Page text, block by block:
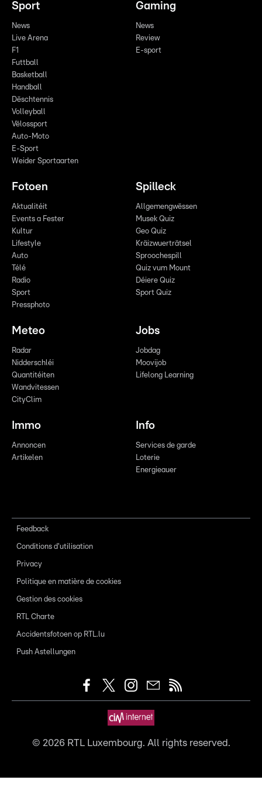
Sport
News
Live Arena
F1
Futtball
Basketball
Handball
Dëschtennis
Volleyball
Vëlossport
Auto-Moto
E-Sport
Weider Sportaarten
Gaming
News
Review
E-sport
Fotoen
Aktualitéit
Events a Fester
Kultur
Lifestyle
Auto
Télé
Radio
Sport
Pressphoto
Spilleck
Allgemengwëssen
Musek Quiz
Geo Quiz
Kräizwuerträtsel
Sproochespill
Quiz vum Mount
Déiere Quiz
Sport Quiz
Meteo
Radar
Nidderschléi
Quantitéiten
Wandvitessen
CityClim
Jobs
Jobdag
Moovijob
Lifelong Learning
Immo
Annoncen
Artikelen
Info
Services de garde
Loterie
Energieauer
Feedback
Conditions d'utilisation
Privacy
Politique en matière de cookies
Gestion des cookies
RTL Charte
Accidentsfotoen op RTL.lu
Push Astellungen
© 2026RTL Luxembourg. All rights reserved.